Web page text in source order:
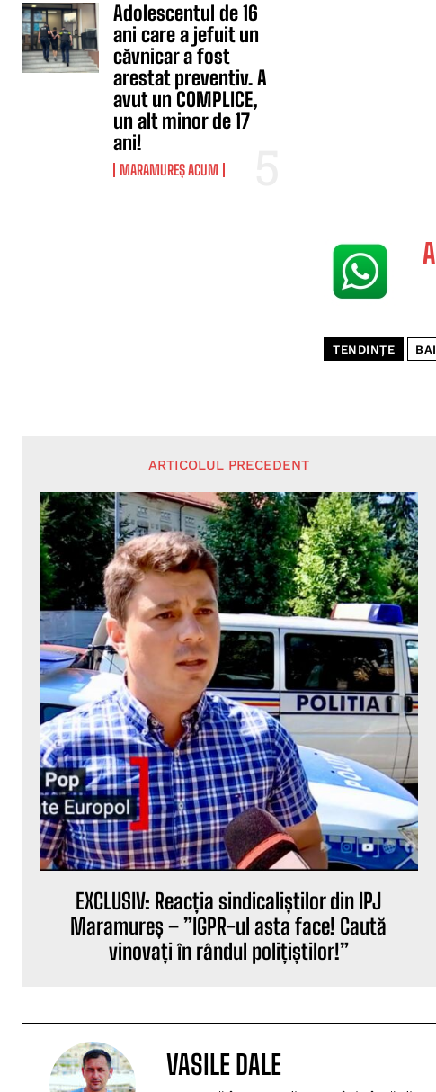
Adolescentul de 16
ani care a jefuit un
căvnicar a fost
arestat preventiv. A
avut un COMPLICE,
un alt minor de 17
ani!
MARAMUREȘ ACUM
TENDINȚE
ARTICOLUL PRECEDENT
EXCLUSIV: Reacția sindicaliștilor din IPJ
Maramureș – ”IGPR-ul asta face! Caută
vinovați în rândul polițiștilor!”
VASILE DALE